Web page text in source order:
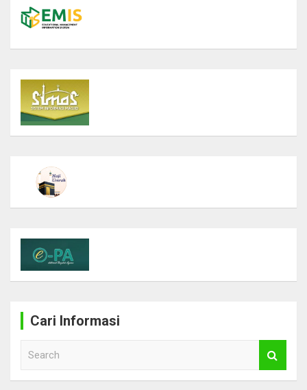
Cari Informasi